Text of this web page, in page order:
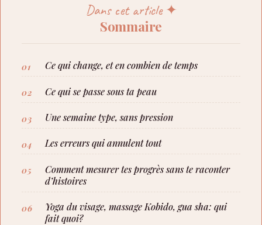
Dans cet article ✦
Sommaire
Ce qui change, et en combien de temps
Ce qui se passe sous ta peau
Une semaine type, sans pression
Les erreurs qui annulent tout
Comment mesurer tes progrès sans te raconter
d’histoires
Yoga du visage, massage Kobido, gua sha: qui
fait quoi?